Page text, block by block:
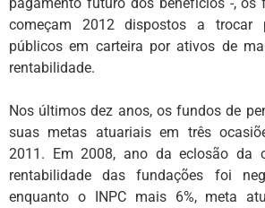
começam 2012 dispostos a trocar
públicos em carteira por ativos de
rentabilidade.
Nos últimos dez anos, os fundos de
suas metas atuariais em três
2011. Em 2008, ano da eclosão da
rentabilidade das fundações foi
enquanto o INPC mais 6%, meta